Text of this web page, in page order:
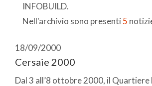
INFOBUILD.
Nell'archivio sono presenti 5
18/09/2000
Cersaie 2000
Dal 3 all’8 ottobre 2000, il